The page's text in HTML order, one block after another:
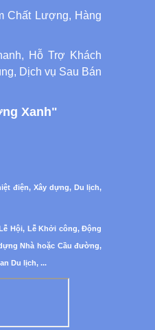
Chất Lượng, Hàng
Hỗ Trợ Khách
Dịch vụ Sau Bán
Xanh"
điện, Xây dựng, Du lịch,
Hội, Lễ Khởi công, Động
Nhà hoặc Cầu đường,
Du lịch, ...